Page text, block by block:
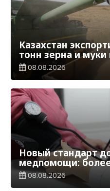
Казахстан
тонн зерна и
эквиваленте
08.08.2026
Новый стандарт
медпомощи:
казахстанцев
телемедицинские
08.08.2026